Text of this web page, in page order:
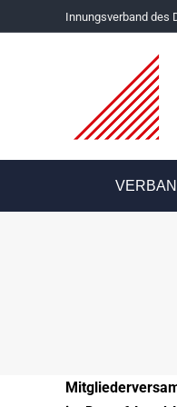
Innungsverband des